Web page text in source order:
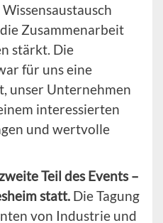
Zusammenarbeit
stärkt. Die
für uns eine
unser Unternehmen
interessierten
und wertvolle
Teil des Events –
statt. Die Tagung
von Industrie und